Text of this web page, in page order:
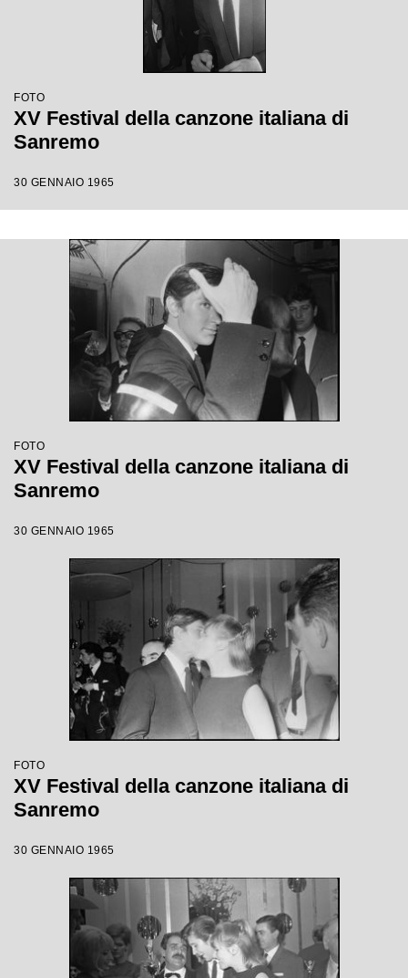
FOTO
XV Festival della canzone italiana di
Sanremo
30 GENNAIO 1965
FOTO
XV Festival della canzone italiana di
Sanremo
30 GENNAIO 1965
FOTO
XV Festival della canzone italiana di
Sanremo
30 GENNAIO 1965